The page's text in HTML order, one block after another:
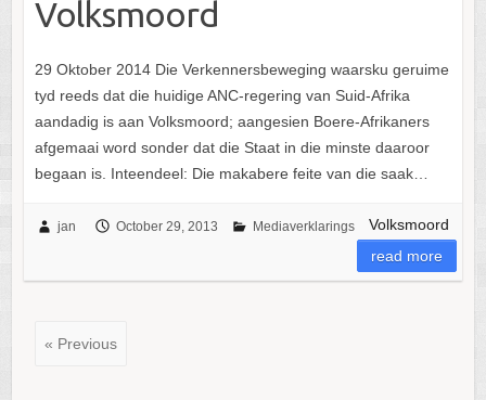
Volksmoord
29 Oktober 2014 Die Verkennersbeweging waarsku geruime
tyd reeds dat die huidige ANC-regering van Suid-Afrika
aandadig is aan Volksmoord; aangesien Boere-Afrikaners
afgemaai word sonder dat die Staat in die minste daaroor
begaan is. Inteendeel: Die makabere feite van die saak…
jan October 29, 2013 Mediaverklarings
Volksmoord
read more
« Previous